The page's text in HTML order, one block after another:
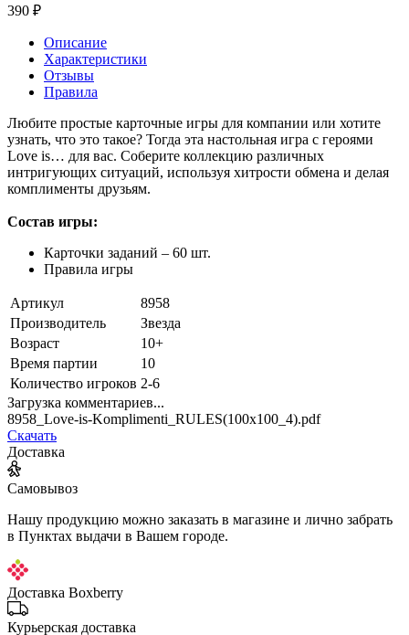
390 ₽
Описание
Характеристики
Отзывы
Правила
Любите простые карточные игры для компании или хотите
узнать, что это такое? Тогда эта настольная игра с героями
Love is… для вас. Соберите коллекцию различных
интригующих ситуаций, используя хитрости обмена и делая
комплименты друзьям.
Состав игры:
Карточки заданий – 60 шт.
Правила игры
Артикул
8958
Производитель
Звезда
Возраст
10+
Время партии
10
Количество игроков 2-6
Загрузка комментариев...
8958_Love-is-Komplimenti_RULES(100x100_4).pdf
Скачать
Доставка
Самовывоз
Нашу продукцию можно заказать в магазине и лично забрать
в Пунктах выдачи в Вашем городе.
Доставка Boxberry
Курьерская доставка